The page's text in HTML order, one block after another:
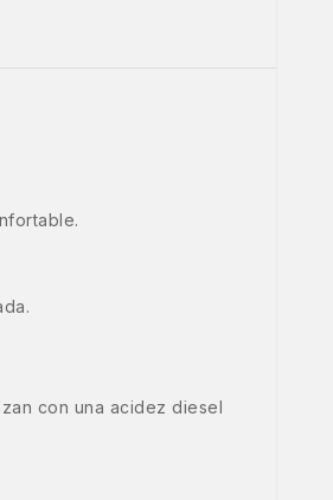
con una acidez diesel